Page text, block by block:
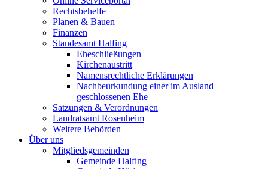
Rechtsbehelfe
Planen & Bauen
Finanzen
Standesamt Halfing
Eheschließungen
Kirchenaustritt
Namensrechtliche Erklärungen
Nachbeurkundung einer im Ausland
geschlossenen Ehe
Satzungen & Verordnungen
Landratsamt Rosenheim
Weitere Behörden
Über uns
Mitgliedsgemeinden
Gemeinde Halfing